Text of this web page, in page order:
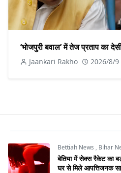
‘भोजपुरी बवाल’ में तेज प्रताप का
Jaankari Rakho 2026/8/9
Bettiah News , Bihar
बेतिया में सेक्स रैकेट का
घर से मिले आपत्तिजनक